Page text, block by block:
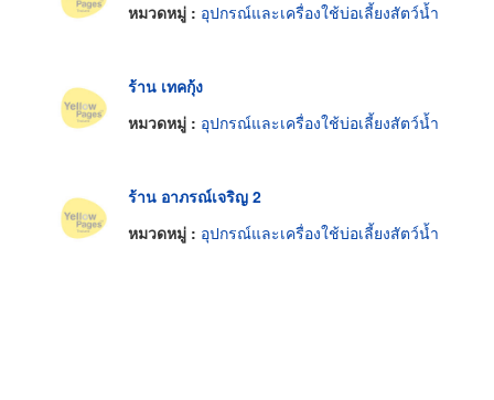
หมวดหมู่ : อุปกรณ์และเครื่องใช้บ่อเลี้ยงสัตว์น้ำ
ร้าน เทคกุ้ง
หมวดหมู่ : อุปกรณ์และเครื่องใช้บ่อเลี้ยงสัตว์น้ำ
ร้าน อาภรณ์เจริญ 2
หมวดหมู่ : อุปกรณ์และเครื่องใช้บ่อเลี้ยงสัตว์น้ำ